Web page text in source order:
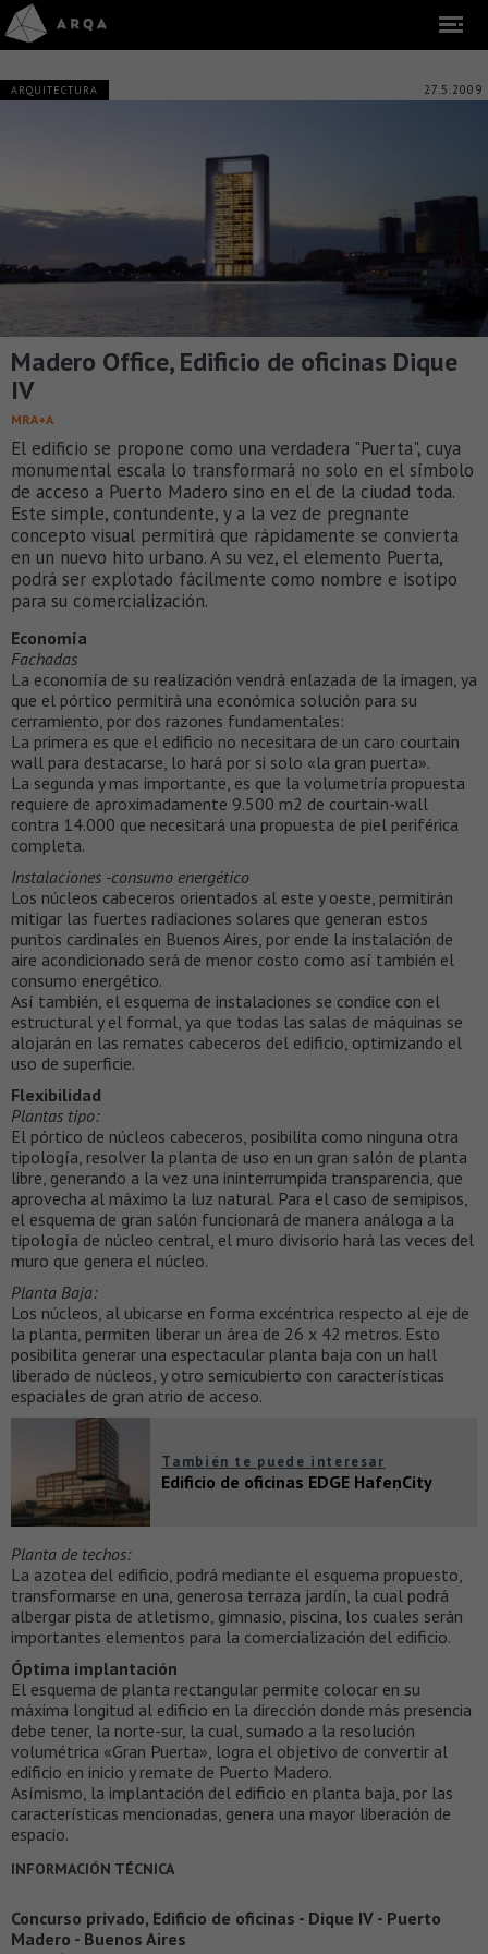
ARQUITECTURA 27.5.2009
Madero Office, Edificio de oficinas Dique
IV
MRA+A
El edificio se propone como una verdadera "Puerta", cuya
monumental escala lo transformará no solo en el símbolo
de acceso a Puerto Madero sino en el de la ciudad toda.
Este simple, contundente, y a la vez de pregnante
concepto visual permitirá que rápidamente se convierta
en un nuevo hito urbano. A su vez, el elemento Puerta,
podrá ser explotado fácilmente como nombre e isotipo
para su comercialización.
Economía
Fachadas
La economía de su realización vendrá enlazada de la imagen, ya
que el pórtico permitirá una económica solución para su
cerramiento, por dos razones fundamentales:
La primera es que el edificio no necesitara de un caro courtain
wall para destacarse, lo hará por si solo «la gran puerta».
La segunda y mas importante, es que la volumetría propuesta
requiere de aproximadamente 9.500 m2 de courtain-wall
contra 14.000 que necesitará una propuesta de piel periférica
completa.
Instalaciones -consumo energético
Los núcleos cabeceros orientados al este y oeste, permitirán
mitigar las fuertes radiaciones solares que generan estos
puntos cardinales en Buenos Aires, por ende la instalación de
aire acondicionado será de menor costo como así también el
consumo energético.
Así también, el esquema de instalaciones se condice con el
estructural y el formal, ya que todas las salas de máquinas se
alojarán en las remates cabeceros del edificio, optimizando el
uso de superficie.
Flexibilidad
Plantas tipo:
El pórtico de núcleos cabeceros, posibilita como ninguna otra
tipología, resolver la planta de uso en un gran salón de planta
libre, generando a la vez una ininterrumpida transparencia, que
aprovecha al máximo la luz natural. Para el caso de semipisos,
el esquema de gran salón funcionará de manera análoga a la
tipología de núcleo central, el muro divisorio hará las veces del
muro que genera el núcleo.
Planta Baja:
Los núcleos, al ubicarse en forma excéntrica respecto al eje de
la planta, permiten liberar un área de 26 x 42 metros. Esto
posibilita generar una espectacular planta baja con un hall
liberado de núcleos, y otro semicubierto con características
espaciales de gran atrio de acceso.
También te puede interesar
Edificio de oficinas EDGE HafenCity
Planta de techos:
La azotea del edificio, podrá mediante el esquema propuesto,
transformarse en una, generosa terraza jardín, la cual podrá
albergar pista de atletismo, gimnasio, piscina, los cuales serán
importantes elementos para la comercialización del edificio.
Óptima implantación
El esquema de planta rectangular permite colocar en su
máxima longitud al edificio en la dirección donde más presencia
debe tener, la norte-sur, la cual, sumado a la resolución
volumétrica «Gran Puerta», logra el objetivo de convertir al
edificio en inicio y remate de Puerto Madero.
Asímismo, la implantación del edificio en planta baja, por las
características mencionadas, genera una mayor liberación de
espacio.
INFORMACIÓN TÉCNICA
Concurso privado, Edificio de oficinas - Dique IV - Puerto
Madero - Buenos Aires